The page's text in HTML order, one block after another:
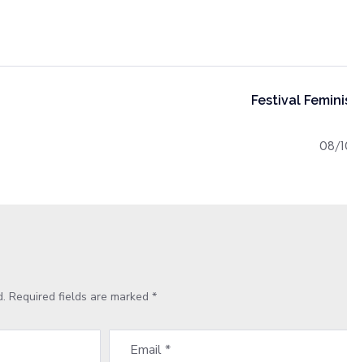
Festival
08/
Required fields are marked *